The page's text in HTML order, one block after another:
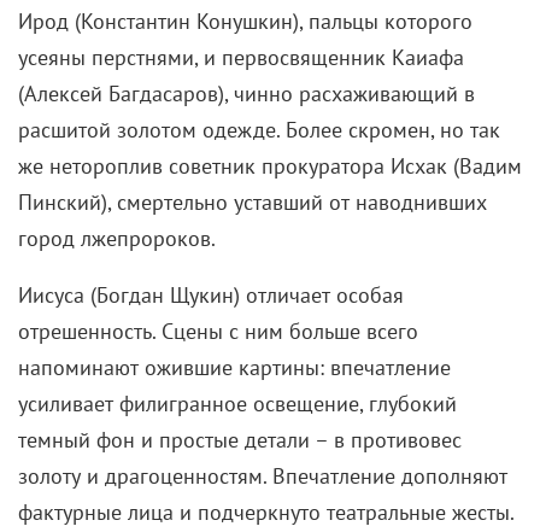
Ирод (Константин Конушкин), пальцы которого
усеяны перстнями, и первосвященник Каиафа
(Алексей Багдасаров), чинно расхаживающий в
расшитой золотом одежде. Более скромен, но так
же нетороплив советник прокуратора Исхак (Вадим
Пинский), смертельно уставший от наводнивших
город лжепророков.
Иисуса (Богдан Щукин) отличает особая
отрешенность. Сцены с ним больше всего
напоминают ожившие картины: впечатление
усиливает филигранное освещение, глубокий
темный фон и простые детали – в противовес
золоту и драгоценностям. Впечатление дополняют
фактурные лица и подчеркнуто театральные жесты.